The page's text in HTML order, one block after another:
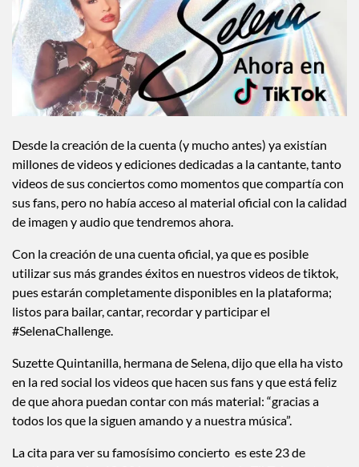
Desde la creación de la cuenta (y mucho antes) ya existían
millones de videos y ediciones dedicadas a la cantante, tanto
videos de sus conciertos como momentos que compartía con
sus fans, pero no había acceso al material oficial con la calidad
Con la creación de una cuenta oficial, ya que es posible
utilizar sus más grandes éxitos en nuestros videos de tiktok,
pues estarán completamente disponibles en la plataforma;
listos para bailar, cantar, recordar y participar el
Suzette Quintanilla, hermana de Selena, dijo que ella ha visto
en la red social los videos que hacen sus fans y que está feliz
de que ahora puedan contar con más material: “gracias a